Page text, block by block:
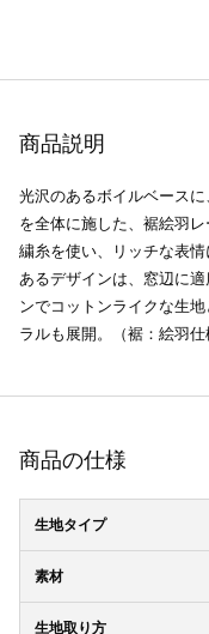
商品説明
光沢のあるボイルベース
を全体に施した、裾絵羽
繍糸を使い、リッチな表
あるデザインは、窓辺に
ンでコットンライクな生
ラルも展開。（裾：絵羽仕
商品の仕様
生地タイプ
素材
生地取り方